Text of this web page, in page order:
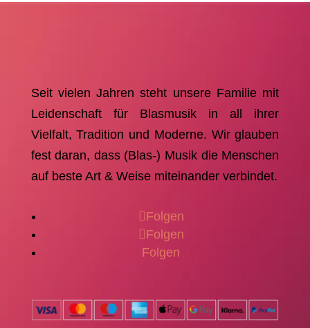
Seit vielen Jahren steht unsere Familie mit
Leidenschaft für Blasmusik in all ihrer
Vielfalt, Tradition und Moderne. Wir glauben
fest daran, dass (Blas-) Musik die Menschen
auf beste Art & Weise miteinander verbindet.
Folgen
Folgen
Folgen